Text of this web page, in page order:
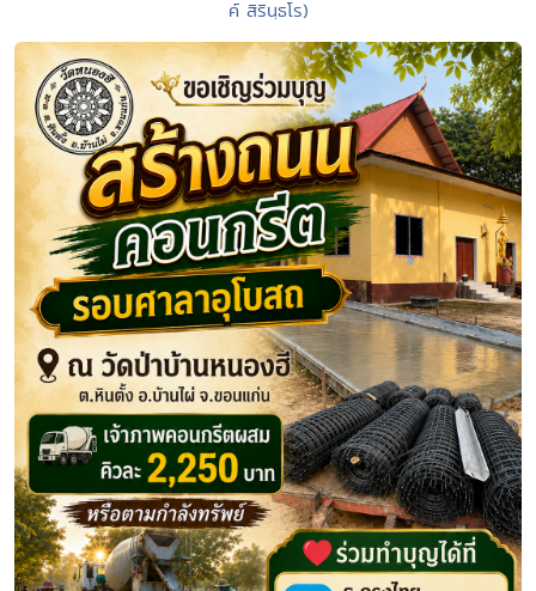
ค์ สิรินฺธโร)